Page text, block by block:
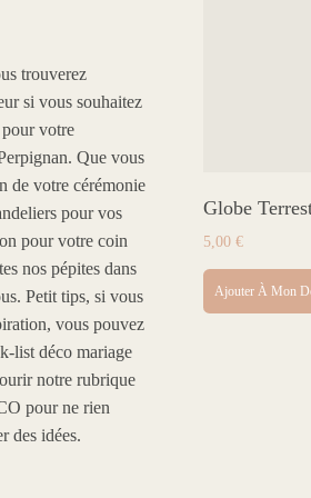
trouverez
si vous souhaitez
votre
Que vous
de votre cérémonie
pour vos
pour votre coin
nos pépites dans
Petit tips, si vous
vous pouvez
list déco mariage
notre rubrique
pour ne rien
des idées.
Globe
5,00 €
Ajouter À Mon